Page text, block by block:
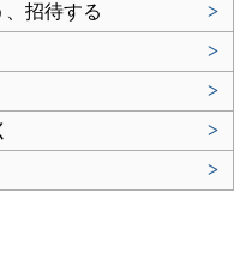
招待する
>
>
>
>
>